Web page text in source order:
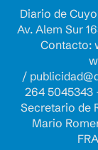
Diario de
Av. Alem Sur
Contacto:
/
264 5045343
Secretario de
Mario